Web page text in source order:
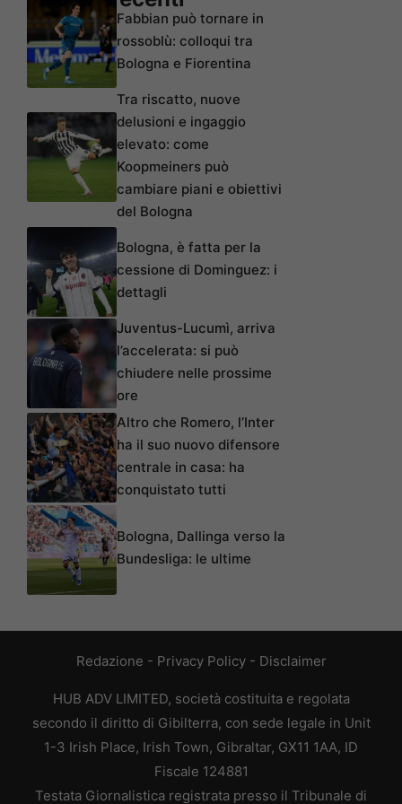
Fabbian può tornare in
rossoblù: colloqui tra
Bologna e Fiorentina
Tra riscatto, nuove
delusioni e ingaggio
elevato: come
Koopmeiners può
cambiare piani e obiettivi
del Bologna
Bologna, è fatta per la
cessione di Dominguez: i
dettagli
Juventus-Lucumì, arriva
l’accelerata: si può
chiudere nelle prossime
ore
Altro che Romero, l’Inter
ha il suo nuovo difensore
centrale in casa: ha
conquistato tutti
Bologna, Dallinga verso la
Bundesliga: le ultime
Redazione - Privacy Policy- Disclaimer
HUB ADV LIMITED, società costituita e regolata
secondo il diritto di Gibilterra, con sede legale in Unit
1-3 Irish Place, Irish Town, Gibraltar, GX11 1AA, ID
Fiscale 124881
Testata Giornalistica registrata presso il Tribunale di